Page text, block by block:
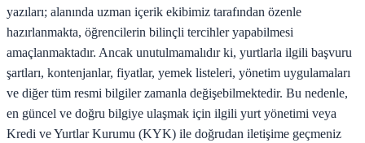
yazıları; alanında uzman içerik ekibimiz tarafından özenle
hazırlanmakta, öğrencilerin bilinçli tercihler yapabilmesi
amaçlanmaktadır. Ancak unutulmamalıdır ki, yurtlarla ilgili başvuru
şartları, kontenjanlar, fiyatlar, yemek listeleri, yönetim uygulamaları
ve diğer tüm resmi bilgiler zamanla değişebilmektedir. Bu nedenle,
en güncel ve doğru bilgiye ulaşmak için ilgili yurt yönetimi veya
Kredi ve Yurtlar Kurumu (KYK) ile doğrudan iletişime geçmeniz